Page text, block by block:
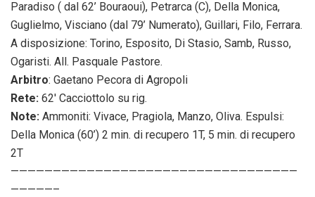
Paradiso ( dal 62’ Bouraoui), Petrarca (C), Della Monica,
Guglielmo, Visciano (dal 79’ Numerato), Guillari, Filo, Ferrara.
A disposizione: Torino, Esposito, Di Stasio, Samb, Russo,
Ogaristi. All. Pasquale Pastore.
Arbitro: Gaetano Pecora di Agropoli
Rete: 62′ Cacciottolo su rig.
Note: Ammoniti: Vivace, Pragiola, Manzo, Oliva. Espulsi:
Della Monica (60’) 2 min. di recupero 1T, 5 min. di recupero
2T
——————————————————————————————————
—————–